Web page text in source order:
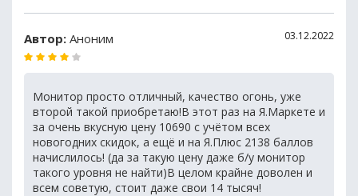
Автор: Аноним 03.12.2022
Монитор просто отличный, качество огонь, уже
второй такой приобретаю!В этот раз на Я.Маркете и
за очень вкусную цену 10690 с учётом всех
новогодних скидок, а ещё и на Я.Плюс 2138 баллов
начислилось! (да за такую цену даже б/у монитор
такого уровня не найти)В целом крайне доволен и
всем советую, стоит даже свои 14 тысяч!